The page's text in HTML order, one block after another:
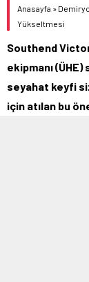
Anasayfa »
Yükseltmesi
Southend
ekipmanı
seyahat keyfi
için atılan bu